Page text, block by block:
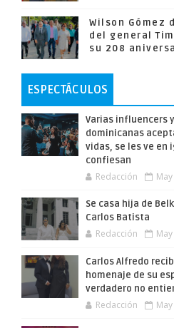
Wilson Gómez
del general
su 208
ESPECTÁCULOS
Varias influencers
dominicanas
vidas, se les ve en
confiesan
Redacción
Se casa hija de
Carlos Batista
Redacción
Carlos Alfredo
homenaje de su
verdadero no
Redacción